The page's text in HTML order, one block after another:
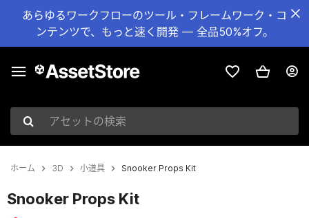
あらゆるワークフローのツール・フレームワーク・コ
ンテンツで、もっと速く開発 — 全品50%オフ。
アセットの検索
ホーム 3D 小道具 Snooker Props Kit
Snooker Props Kit